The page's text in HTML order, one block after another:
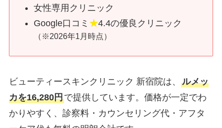
女性専用クリニック
Google口コミ★4.4の優良クリニック
（ ※2026年1月時点）
ビューティースキンクリニック 新宿院は、 ルメッ
カを16,280円で提供しています。価格が一定でわ
かりやすく、診察料・カウンセリング代・アフタ